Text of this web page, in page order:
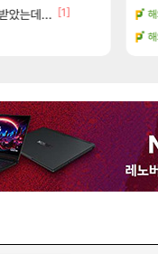
았는데... [1]
필모
트